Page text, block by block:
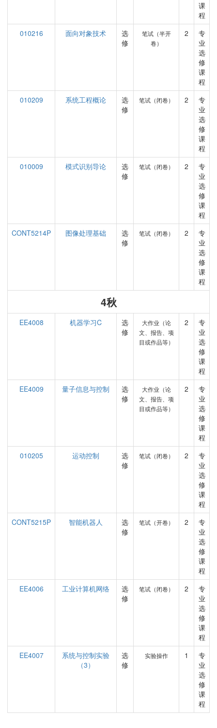
课
程
010216
面向对象技术
选
修
笔试（半开
卷）
2
专
业
选
修
课
程
010209
系统工程概论
选
修
笔试（闭卷） 2
专
业
选
修
课
程
010009
模式识别导论
选
修
笔试（闭卷） 2
专
业
选
修
课
程
CONT5214P
图像处理基础
选
修
笔试（闭卷） 2
专
业
选
修
课
程
4秋
EE4008 机器学习C
选
修
大作业（论
文、报告、项
目或作品等）
2
专
业
选
修
课
程
EE4009
量子信息与控制
选
修
大作业（论
文、报告、项
目或作品等）
2
专
业
选
修
课
程
010205
运动控制
选
修
笔试（闭卷） 2
专
业
选
修
课
程
CONT5215P
智能机器人
选
修
笔试（开卷） 2
专
业
选
修
课
程
EE4006
工业计算机网络
选
修
笔试（闭卷） 2
专
业
选
修
课
程
EE4007
系统与控制实验
（3）
选
修
实验操作 1
专
业
选
修
课
程